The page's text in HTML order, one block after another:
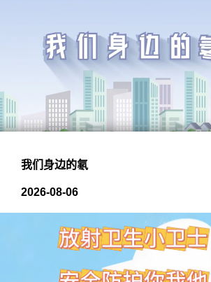
我们身边的氡
2026-08-06